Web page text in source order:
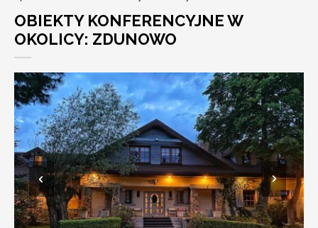
OBIEKTY KONFERENCYJNE W
OKOLICY: ZDUNOWO